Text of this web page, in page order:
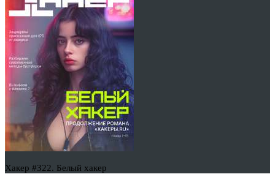
Хакер #322. Белый хакер